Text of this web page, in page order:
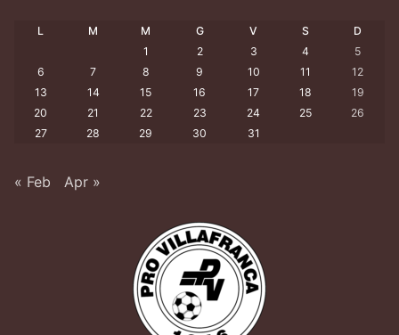
L M M G V S
D
1
2 3 4
5
6
7 8 9 10 11
12
13
14 15 16 17 18
19
20
21 22 23 24 25
26
27
28 29 30 31
« Feb Apr »